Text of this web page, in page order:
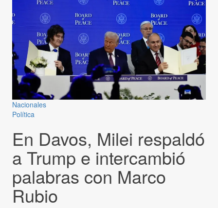
Nacionales
Política
En Davos, Milei respaldó
a Trump e intercambió
palabras con Marco
Rubio